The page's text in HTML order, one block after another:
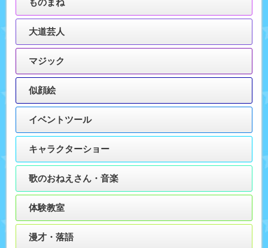
大道芸人
マジック
似顔絵
イベントツール
キャラクターショー
歌のおねえさん・音楽
体験教室
漫才・落語